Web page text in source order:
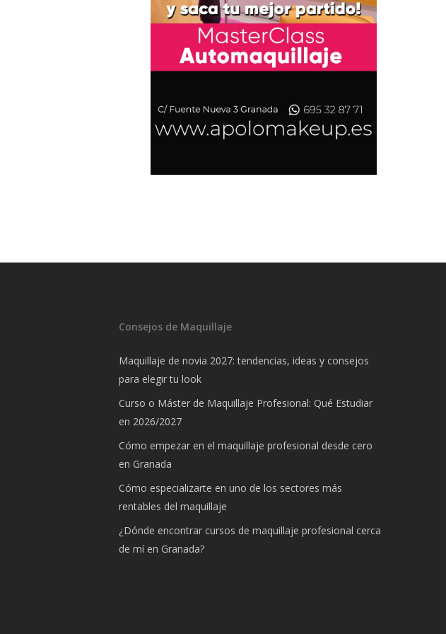
Consejos de Maquillaje
Maquillaje de novia 2027: tendencias, ideas y consejos
para elegir tu look
Curso o Máster de Maquillaje Profesional: Qué Estudiar
en 2026/2027
Cómo empezar en el maquillaje profesional desde cero
en Granada
Cómo especializarte en uno de los sectores más
rentables del maquillaje
¿Dónde encontrar cursos de maquillaje profesional cerca
de mí en Granada?